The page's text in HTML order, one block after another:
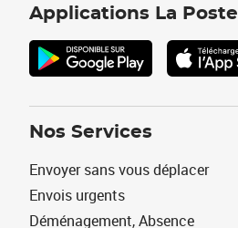
Applications La Poste
Nos Services
Envoyer sans vous déplacer
Envois urgents
Déménagement, Absence